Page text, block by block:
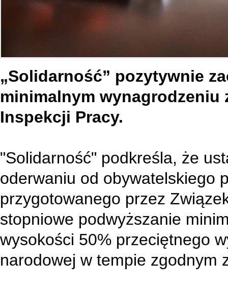
„Solidarność” pozytywnie
minimalnym wynagrodzeniu
Inspekcji Pracy.
"Solidarność" podkreśla, że
oderwaniu od obywatelskiego
przygotowanego przez
stopniowe podwyższanie
wysokości 50% przeciętnego
narodowej w tempie